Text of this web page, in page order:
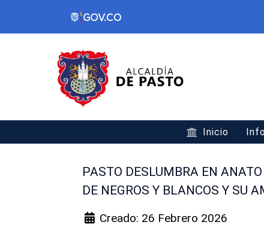
Inicio
PASTO DESLUMBRA EN
DE NEGROS Y BLANCOS Y SU
Creado: 26 Febrero 2026